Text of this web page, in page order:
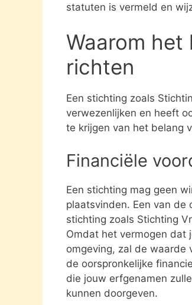
statuten is vermeld en
Waarom
richten
Een stichting zoals
verwezenlijken en heeft
te krijgen van het belang
Financiële
Een stichting mag geen
plaatsvinden. Een van
stichting zoals Stichting
Omdat het vermogen dat
omgeving, zal de waarde
de oorspronkelijke
die jouw erfgenamen
kunnen doorgeven.